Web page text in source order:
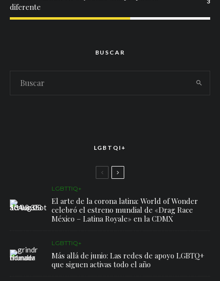
diferente
BUSCAR
LGBTQI+
LGBTTIQ+
El arte de la corona latina: World of Wonder
celebró el estreno mundial de «Drag Race
México – Latina Royale» en la CDMX
LGBTTIQ+
Más allá de junio: Las redes de apoyo LGBTQ+
que siguen activas todo el año